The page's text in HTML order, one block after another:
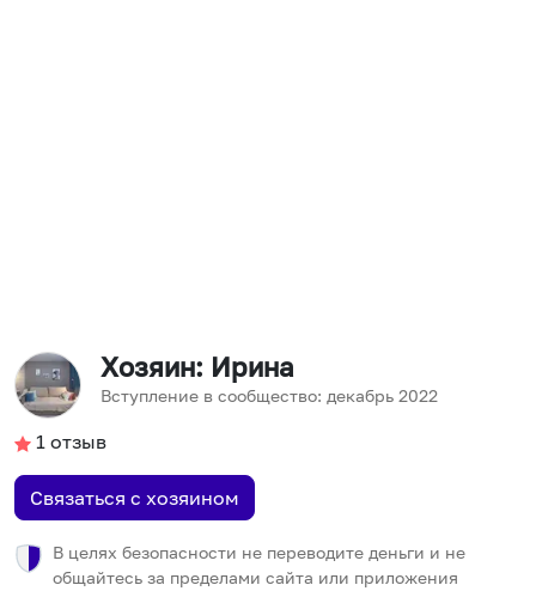
Хозяин: Ирина
Вступление в сообщество: декабрь 2022
1 отзыв
Связаться с хозяином
В целях безопасности не переводите деньги и не
общайтесь за пределами сайта или приложения